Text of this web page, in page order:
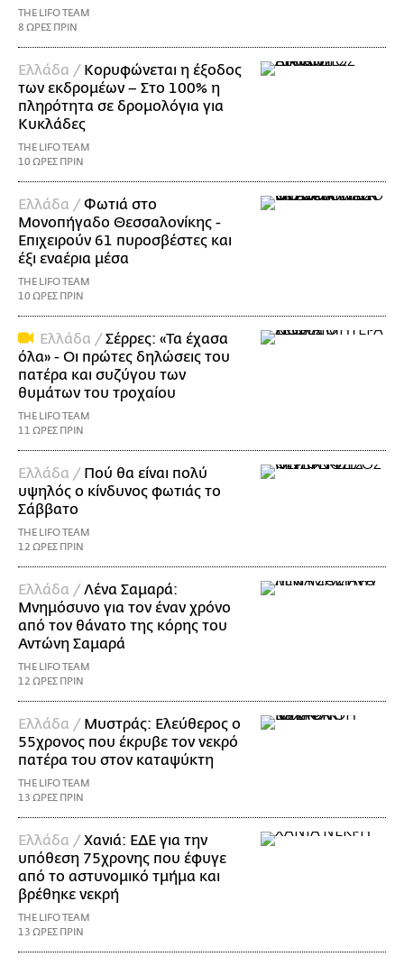
THE LIFO TEAM
8 ΩΡΕΣ ΠΡΙΝ
Ελλάδα / Κορυφώνεται η έξοδος
των εκδρομέων – Στο 100% η
πληρότητα σε δρομολόγια για
Κυκλάδες
THE LIFO TEAM
10 ΩΡΕΣ ΠΡΙΝ
Ελλάδα / Φωτιά στο
Μονοπήγαδο Θεσσαλονίκης -
Επιχειρούν 61 πυροσβέστες και
έξι εναέρια μέσα
THE LIFO TEAM
10 ΩΡΕΣ ΠΡΙΝ
Ελλάδα / Σέρρες: «Τα έχασα
όλα» - Οι πρώτες δηλώσεις του
πατέρα και συζύγου των
θυμάτων του τροχαίου
THE LIFO TEAM
11 ΩΡΕΣ ΠΡΙΝ
Ελλάδα / Πού θα είναι πολύ
υψηλός ο κίνδυνος φωτιάς το
Σάββατο
THE LIFO TEAM
12 ΩΡΕΣ ΠΡΙΝ
Ελλάδα / Λένα Σαμαρά:
Μνημόσυνο για τον έναν χρόνο
από τον θάνατο της κόρης του
Αντώνη Σαμαρά
THE LIFO TEAM
12 ΩΡΕΣ ΠΡΙΝ
Ελλάδα / Μυστράς: Ελεύθερος ο
55χρονος που έκρυβε τον νεκρό
πατέρα του στον καταψύκτη
THE LIFO TEAM
13 ΩΡΕΣ ΠΡΙΝ
Ελλάδα / Χανιά: ΕΔΕ για την
υπόθεση 75χρονης που έφυγε
από το αστυνομικό τμήμα και
βρέθηκε νεκρή
THE LIFO TEAM
13 ΩΡΕΣ ΠΡΙΝ